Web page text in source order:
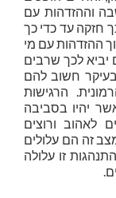
וההזדהות עם
חזקה עד כדי כך
ההזדהות עם מי
יביא לכך שרבים
בעיקר חשוב להם
הרגישות
יהיו בסביבה
לאהוב ורוצים
זה הם עלולים
זו עלולה